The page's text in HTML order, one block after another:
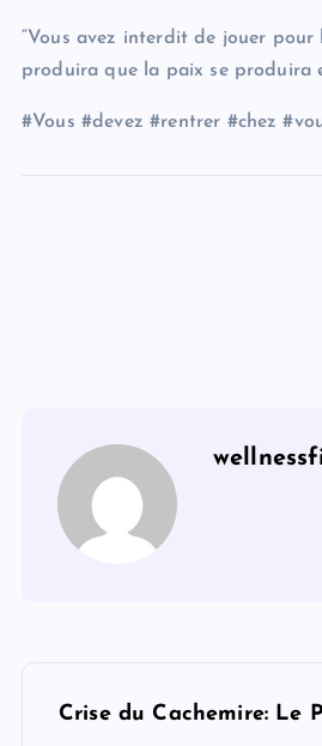
“Vous avez interdit de jouer pour
produira que la paix se produira
#Vous #devez #rentrer #chez
Crise du Cachemire: Le